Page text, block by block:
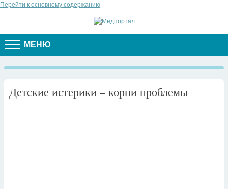
Перейти к основному содержанию
МЕНЮ
Детские истерики – корни проблемы